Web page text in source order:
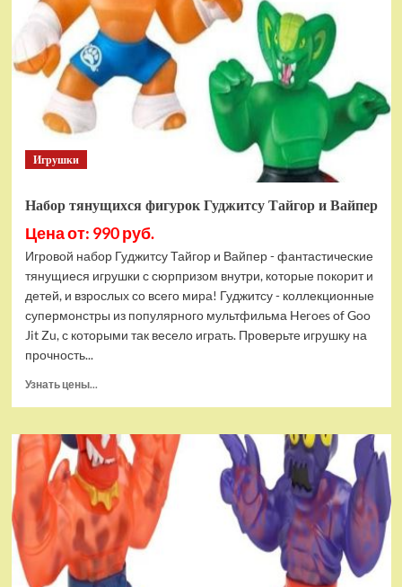
SquarePants
Battle
For
Bikini
Bottom
Rehydrated
(XBOX
Игрушки
Набор тянущихся фигурок Гуджитсу Тайгор и Вайпер
Цена от: 990 руб.
Игровой набор Гуджитсу Тайгор и Вайпер - фантастические
тянущиеся игрушки с сюрпризом внутри, которые покорит и
детей, и взрослых со всего мира! Гуджитсу - коллекционные
супермонстры из популярного мультфильма Heroes of Goo
Jit Zu, с которыми так весело играть. Проверьте игрушку на
прочность...
Узнать цены...
Набор
тянущихся
фигурок
Гуджитсу
Тайгор
и
Вайпер